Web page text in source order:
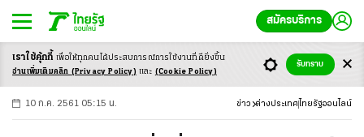
สมัครบริการ
-ก ก ก+
10 ก.ค. 2561 05:15 น. ข่าว ต่างประเทศ ไทยรัฐออนไลน์
เราใช้คุ้กกี้ เพื่อให้ทุกคนได้ประสบการณ์การใช้งานที่ดียิ่งขึ้น
อ่านเพิ่มเติมคลิก (Privacy Policy) และ (Cookie Policy)
รับทราบ